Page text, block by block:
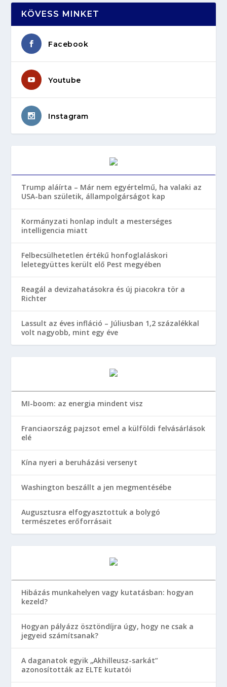
KÖVESS MINKET
Facebook
Youtube
Instagram
Trump aláírta – Már nem egyértelmű, ha valaki az
USA-ban születik, állampolgárságot kap
Kormányzati honlap indult a mesterséges
intelligencia miatt
Felbecsülhetetlen értékű honfoglaláskori
leletegyüttes került elő Pest megyében
Reagál a devizahatásokra és új piacokra tör a
Richter
Lassult az éves infláció – Júliusban 1,2 százalékkal
volt nagyobb, mint egy éve
MI-boom: az energia mindent visz
Franciaország pajzsot emel a külföldi felvásárlások
elé
Kína nyeri a beruházási versenyt
Washington beszállt a jen megmentésébe
Augusztusra elfogyasztottuk a bolygó
természetes erőforrásait
Hibázás munkahelyen vagy kutatásban: hogyan
kezeld?
Hogyan pályázz ösztöndíjra úgy, hogy ne csak a
jegyeid számítsanak?
A daganatok egyik „Akhilleusz-sarkát”
azonosították az ELTE kutatói